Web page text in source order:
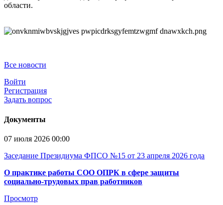
области.
Все новости
Войти
Регистрация
Задать вопрос
Документы
07 июля 2026 00:00
Заседание Президиума ФПСО №15 от 23 апреля 2026 года
О практике работы СОО ОПРК в сфере защиты
социально-трудовых прав работников
Просмотр